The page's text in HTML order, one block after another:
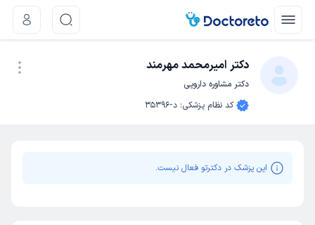
دکتر امیرمحمد مهرمند
دکتر مشاوره دارویی
کد نظام پزشکی: د-35396
این پزشک در دکترتو فعال نیست.